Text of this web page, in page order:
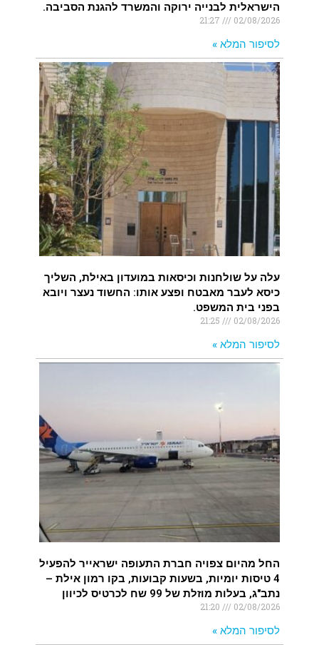
הישראלית לבנייה ירוקה והמשרד להגנת הסביבה.
02/08/2026
לסיפור המלא »
עלה על שולחנות וכיסאות במועדון באילת, השליך
כיסא לעבר מאבטח ופצע אותו: החשוד נעצר ויובא
בפני בית המשפט.
02/08/2026
לסיפור המלא »
החל מהיום צפויה חברת התעופה ישראייר להפעיל
4 טיסות יומיות, בשעות קבועות, בקו רמון אילת –
נתב"ג, בעלות מוזלת של 99 שח לכרטיס לכיוון
02/08/2026
לסיפור המלא »